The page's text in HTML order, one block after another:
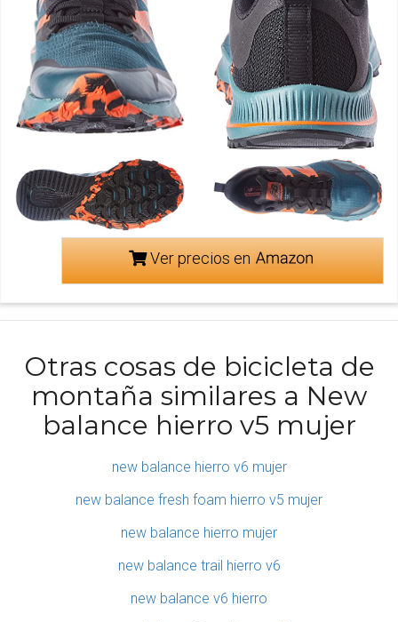
Ver precios en
Otras cosas de bicicleta de
montaña similares a New
balance hierro v5 mujer
new balance hierro v6 mujer
new balance fresh foam hierro v5 mujer
new balance hierro mujer
new balance trail hierro v6
new balance v6 hierro